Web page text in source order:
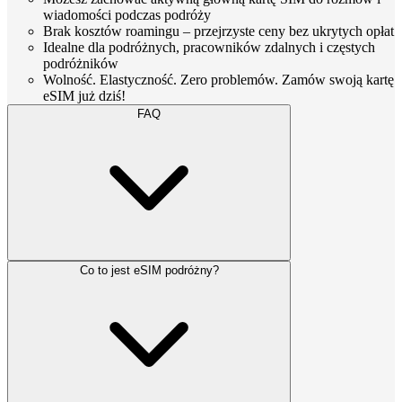
wiadomości podczas podróży
Brak kosztów roamingu – przejrzyste ceny bez ukrytych opłat
Idealne dla podróżnych, pracowników zdalnych i częstych
podróżników
Wolność. Elastyczność. Zero problemów. Zamów swoją kartę
eSIM już dziś!
FAQ
Co to jest eSIM podróżny?